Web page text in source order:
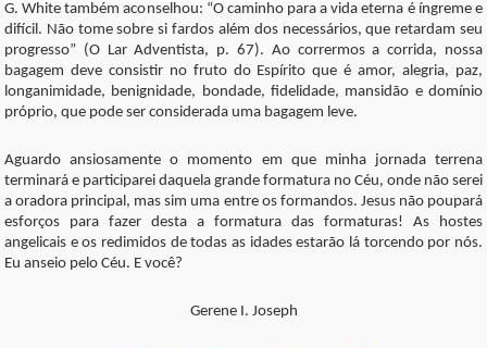
G. White também aconselhou: “O caminho para a vida eterna é íngreme e
difícil. Não tome sobre si fardos além dos necessários, que retardam seu
progresso” (O Lar Adventista, p. 67). Ao corrermos a corrida, nossa
bagagem deve consistir no fruto do Espírito que é amor, alegria, paz,
longanimidade, benignidade, bondade, fidelidade, mansidão e domínio
próprio, que pode ser considerada uma bagagem leve.
Aguardo ansiosamente o momento em que minha jornada terrena
terminará e participarei daquela grande formatura no Céu, onde não serei
a oradora principal, mas sim uma entre os formandos. Jesus não poupará
esforços para fazer desta a formatura das formaturas! As hostes
angelicais e os redimidos de todas as idades estarão lá torcendo por nós.
Eu anseio pelo Céu. E você?
Gerene I. Joseph